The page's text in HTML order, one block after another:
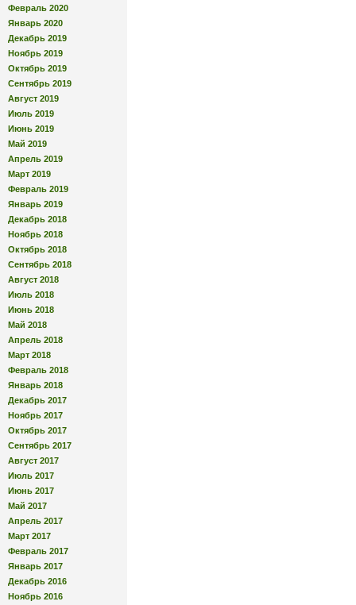
Февраль 2020
Январь 2020
Декабрь 2019
Ноябрь 2019
Октябрь 2019
Сентябрь 2019
Август 2019
Июль 2019
Июнь 2019
Май 2019
Апрель 2019
Март 2019
Февраль 2019
Январь 2019
Декабрь 2018
Ноябрь 2018
Октябрь 2018
Сентябрь 2018
Август 2018
Июль 2018
Июнь 2018
Май 2018
Апрель 2018
Март 2018
Февраль 2018
Январь 2018
Декабрь 2017
Ноябрь 2017
Октябрь 2017
Сентябрь 2017
Август 2017
Июль 2017
Июнь 2017
Май 2017
Апрель 2017
Март 2017
Февраль 2017
Январь 2017
Декабрь 2016
Ноябрь 2016